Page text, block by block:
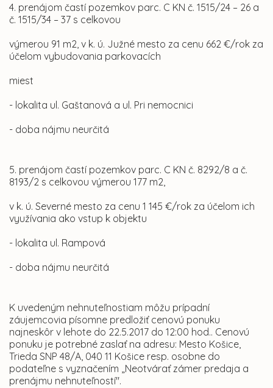
4. prenájom častí pozemkov parc. C KN č. 1515/24 – 26 a
č. 1515/34 – 37 s celkovou
výmerou 91 m2, v k. ú. Južné mesto za cenu 662 €/rok za
účelom vybudovania parkovacích
miest
- lokalita ul. Gaštanová a ul. Pri nemocnici
- doba nájmu neurčitá
5. prenájom častí pozemkov parc. C KN č. 8292/8 a č.
8193/2 s celkovou výmerou 177 m2,
v k. ú. Severné mesto za cenu 1 145 €/rok za účelom ich
využívania ako vstup k objektu
- lokalita ul. Rampová
- doba nájmu neurčitá
K uvedeným nehnuteľnostiam môžu prípadní
záujemcovia písomne predložiť cenovú ponuku
najneskôr v lehote do 22.5.2017 do 12:00 hod.. Cenovú
ponuku je potrebné zaslať na adresu: Mesto Košice,
Trieda SNP 48/A, 040 11 Košice resp. osobne do
podateľne s vyznačením „Neotvárať zámer predaja a
prenájmu nehnuteľností".